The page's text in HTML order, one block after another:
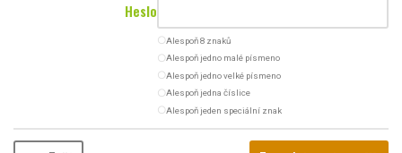
Heslo
radio_button_uncheckedAlespoň 8 znaků
radio_button_uncheckedAlespoň jedno malé písmeno
radio_button_uncheckedAlespoň jedno velké písmeno
radio_button_uncheckedAlespoň jedna číslice
radio_button_uncheckedAlespoň jeden speciální znak